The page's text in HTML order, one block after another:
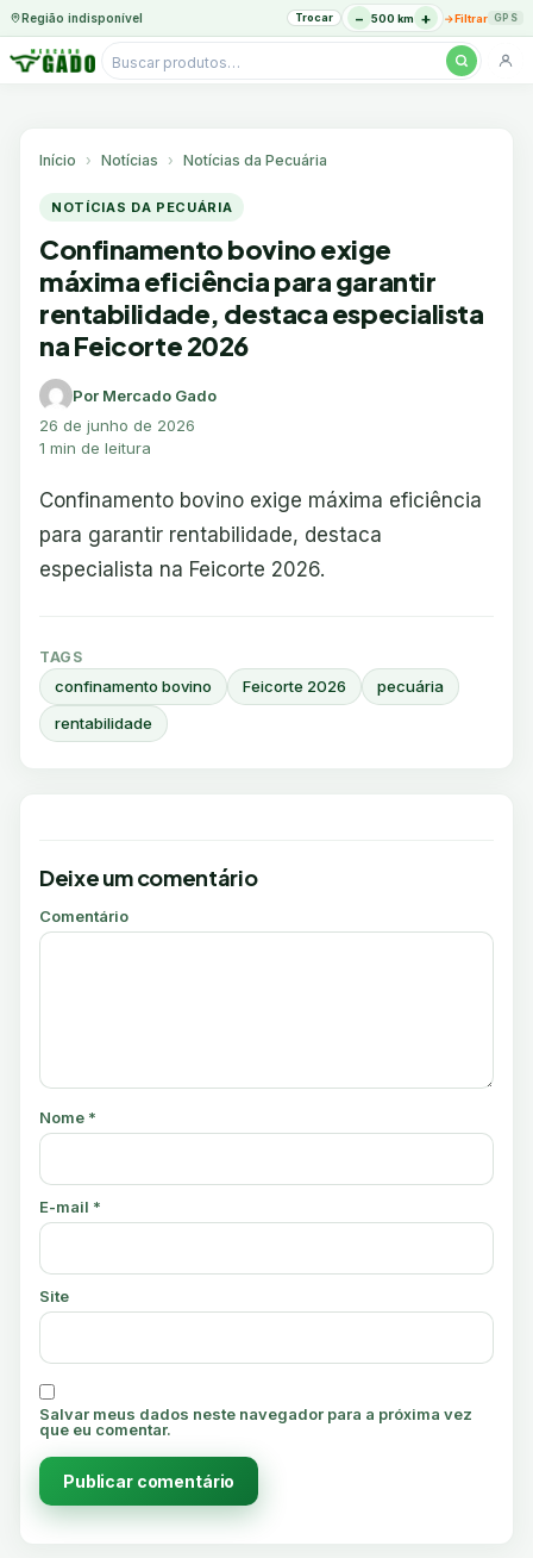
Região indisponível Trocar − 500 km + →Filtrar GPS
Pesquisar
Início Notícias Notícias da Pecuária
NOTÍCIAS DA PECUÁRIA
Confinamento bovino exige
máxima eficiência para garantir
rentabilidade, destaca especialista
na Feicorte 2026
Por Mercado Gado
26 de junho de 2026
1 min de leitura
Confinamento bovino exige máxima eficiência
para garantir rentabilidade, destaca
especialista na Feicorte 2026.
TAGS
confinamento bovino Feicorte 2026
pecuária
rentabilidade
Deixe um comentário
Comentário
Nome *
E-mail *
Site
Salvar meus dados neste navegador para a próxima vez
que eu comentar.